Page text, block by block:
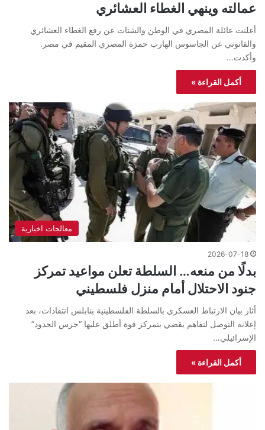
عمالته وينهي الغطاء العشائري
أعلنت عائلة المصري في الوطن والشتات عن رفع الغطاء العشائري
والقانوني عن الجاسوس الهارب حمزة المصري المقيم في مصر.
وأكدت…
أكمل القراءة »
معالجات اخبارية
2026-07-18
بدلًا من منعه… السلطة تعلن مواعيد تمركز
جنود الاحتلال أمام منزل فلسطيني
أثار بيان الارتباط العسكري بالسلطة الفلسطينية بنابلس انتقادات، بعد
إعلانه التوصل لتفاهم يقضي بتمركز قوة أطلق عليها “حرس الحدود”
الإسرائيلي…
أكمل القراءة »